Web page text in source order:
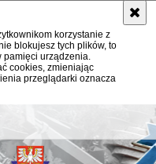
korzystanie z
blokujesz tych plików, to
pamięci urządzenia.
cookies, zmieniając
przeglądarki oznacza